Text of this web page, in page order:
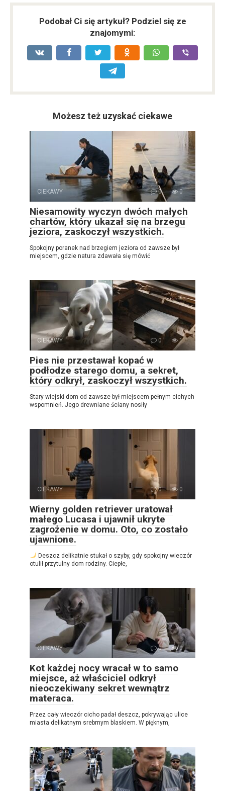
Podobał Ci się artykuł? Podziel się ze
znajomymi:
Możesz też uzyskać ciekawe
CIEKAWY 0 0
Niesamowity wyczyn dwóch małych
chartów, który ukazał się na brzegu
jeziora, zaskoczył wszystkich.
Spokojny poranek nad brzegiem jeziora od zawsze był
miejscem, gdzie natura zdawała się mówić
CIEKAWY 0 1
Pies nie przestawał kopać w
podłodze starego domu, a sekret,
który odkrył, zaskoczył wszystkich.
Stary wiejski dom od zawsze był miejscem pełnym cichych
wspomnień. Jego drewniane ściany nosiły
CIEKAWY 0 0
Wierny golden retriever uratował
małego Lucasa i ujawnił ukryte
zagrożenie w domu. Oto, co zostało
ujawnione.
Deszcz delikatnie stukał o szyby, gdy spokojny wieczór
otulił przytulny dom rodziny. Ciepłe,
CIEKAWY 0 0
Kot każdej nocy wracał w to samo
miejsce, aż właściciel odkrył
nieoczekiwany sekret wewnątrz
materaca.
Przez cały wieczór cicho padał deszcz, pokrywając ulice
miasta delikatnym srebrnym blaskiem. W pięknym,